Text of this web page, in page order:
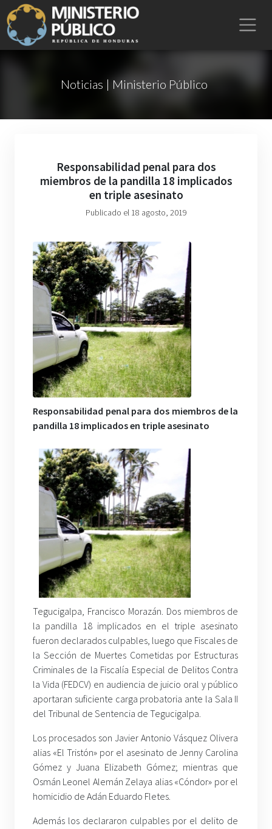
Noticias | Ministerio Público
Responsabilidad penal para dos
miembros de la pandilla 18 implicados
en triple asesinato
Publicado el 18 agosto, 2019
Responsabilidad penal para dos miembros de la
pandilla 18 implicados en triple asesinato
Tegucigalpa, Francisco Morazán. Dos miembros de
la pandilla 18 implicados en el triple asesinato
fueron declarados culpables, luego que Fiscales de
la Sección de Muertes Cometidas por Estructuras
Criminales de la Fiscalía Especial de Delitos Contra
la Vida (FEDCV) en audiencia de juicio oral y público
aportaran suficiente carga probatoria ante la Sala II
del Tribunal de Sentencia de Tegucigalpa.
Los procesados son Javier Antonio Vásquez Olivera
alias «El Tristón» por el asesinato de Jenny Carolina
Gómez y Juana Elizabeth Gómez; mientras que
Osmán Leonel Alemán Zelaya alias «Cóndor» por el
homicidio de Adán Eduardo Fletes.
Además los declararon culpables por el delito de